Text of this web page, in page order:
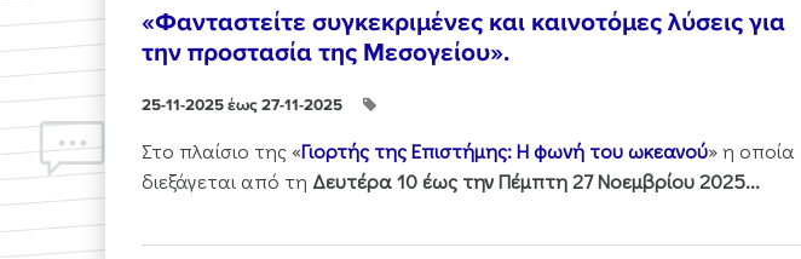
«Φανταστείτε συγκεκριμένες και καινοτόμες λύσεις για
την προστασία της Μεσογείου».
25-11-2025 έως 27-11-2025
Στo πλαίσιo της «Γιορτής της Επιστήμης: Η φωνή του ωκεανού» η οποία
διεξάγεται από τη Δευτέρα 10 έως την Πέμπτη 27 Νοεμβρίου 2025...